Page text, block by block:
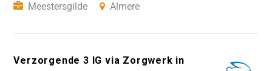
Meestersgilde
Almere
Verzorgende 3 IG via Zorgwerk in